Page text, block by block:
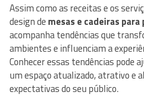
Assim como as receitas e os
design de mesas e cadeiras para
acompanha tendências que
ambientes e influenciam a
Conhecer essas tendências pode
um espaço atualizado, atrativo e
expectativas do seu público.